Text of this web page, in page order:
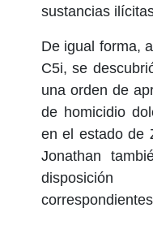
sustancias
De igual forma,
C5i, se
una orden de
de homicidio
en el estado de
Jonathan